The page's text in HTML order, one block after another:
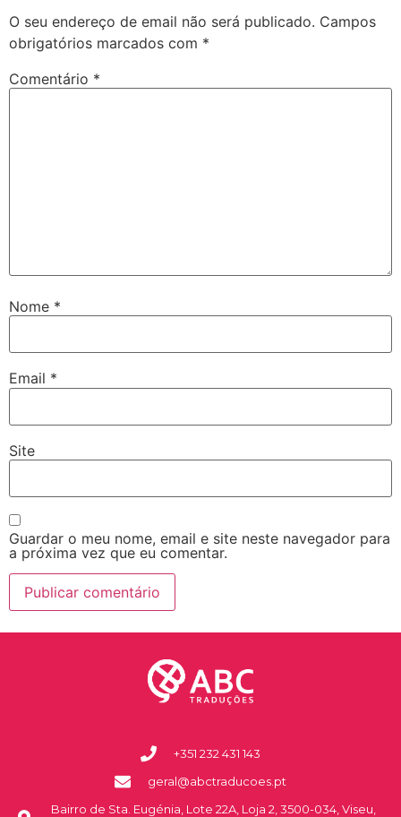
O seu endereço de email não será publicado. Campos
obrigatórios marcados com *
Comentário *
Nome *
Email *
Site
Guardar o meu nome, email e site neste navegador para
a próxima vez que eu comentar.
+351 232 431 143
geral@abctraducoes.pt
Bairro de Sta. Eugénia, Lote 22A, Loja 2, 3500-034, Viseu,